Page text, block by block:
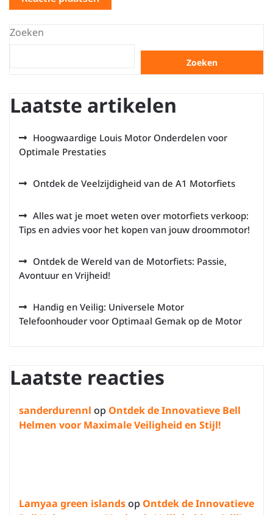
Zoeken
Zoeken
Laatste artikelen
Hoogwaardige Louis Motor Onderdelen voor
Optimale Prestaties
Ontdek de Veelzijdigheid van de A1 Motorfiets
Alles wat je moet weten over motorfiets verkoop:
Tips en advies voor het kopen van jouw droommotor!
Ontdek de Wereld van de Motorfiets: Passie,
Avontuur en Vrijheid!
Handig en Veilig: Universele Motor
Telefoonhouder voor Optimaal Gemak op de Motor
Laatste reacties
sanderdurennl op Ontdek de Innovatieve Bell
Helmen voor Maximale Veiligheid en Stijl!
Lamyaa green islandsop Ontdek de Innovatieve